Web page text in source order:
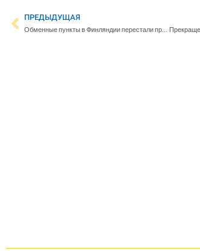
ПРЕДЫДУЩАЯ
Обменные пункты в Финляндии перестали проводить операции с рублём и обслуживать российских граждан